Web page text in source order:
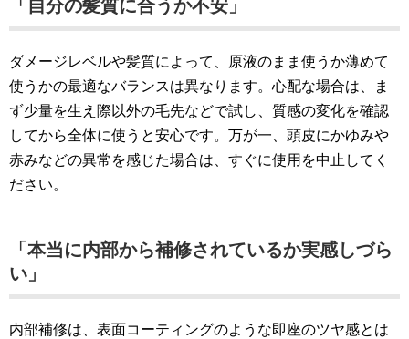
「自分の髪質に合うか不安」
ダメージレベルや髪質によって、原液のまま使うか薄めて
使うかの最適なバランスは異なります。心配な場合は、ま
ず少量を生え際以外の毛先などで試し、質感の変化を確認
してから全体に使うと安心です。万が一、頭皮にかゆみや
赤みなどの異常を感じた場合は、すぐに使用を中止してく
ださい。
「本当に内部から補修されているか実感しづら
い」
内部補修は、表面コーティングのような即座のツヤ感とは